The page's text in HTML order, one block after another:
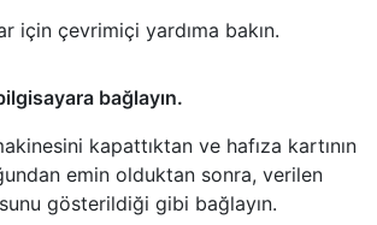
için çevrimiçi yardıma bakın.
bağlayın.
kapattıktan ve hafıza kartının
emin olduktan sonra, verilen
gösterildiği gibi bağlayın.